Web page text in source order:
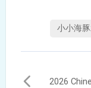
小小海
2026